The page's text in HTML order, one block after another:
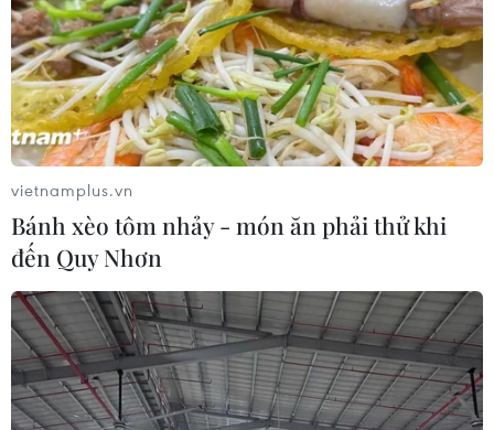
vietnamplus.vn
Bánh xèo tôm nhảy - món ăn phải thử khi
đến Quy Nhơn